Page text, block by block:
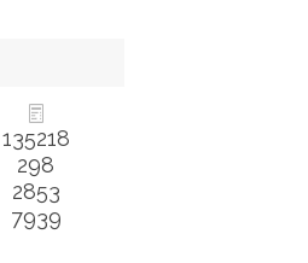
135218
298
2853
7939